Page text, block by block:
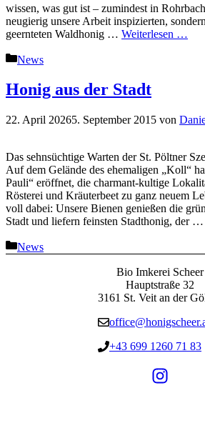
wissen, was gut ist – zumindest in
neugierig unsere Arbeit inspizierten,
geernteten Waldhonig … Weiterlesen …
Kategorien
News
Honig aus der Stadt
22. April 20265. September 2015 von
Das sehnsüchtige Warten der St. Pöltner
Auf dem Gelände des ehemaligen „Koll“
Pauli“ eröffnet, die charmant-kultige
Rösterei und Kräuterbeet zu ganz neuem
voll dabei: Unsere Bienen genießen die
Stadt und liefern feinsten Stadthonig, der …
Kategorien
News
Bio Imkerei Scheer
Hauptstraße 32
3161 St. Veit an der
+43 699 1260 71 83